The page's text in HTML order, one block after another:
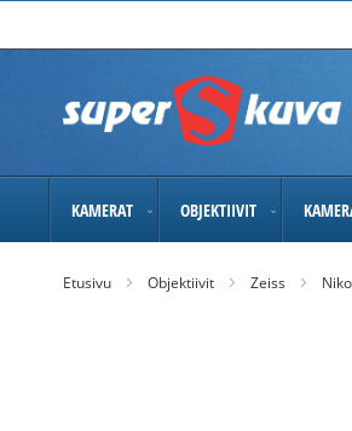
to
KAMERAT OBJEKTIIVIT
Etusivu Objektiivit Zeiss